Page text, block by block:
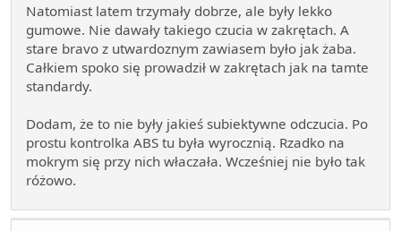
Natomiast latem trzymały dobrze, ale były lekko
gumowe. Nie dawały takiego czucia w zakrętach. A
stare bravo z utwardoznym zawiasem było jak żaba.
Całkiem spoko się prowadził w zakrętach jak na tamte
standardy.
Dodam, że to nie były jakieś subiektywne odczucia. Po
prostu kontrolka ABS tu była wyrocznią. Rzadko na
mokrym się przy nich właczała. Wcześniej nie było tak
różowo.